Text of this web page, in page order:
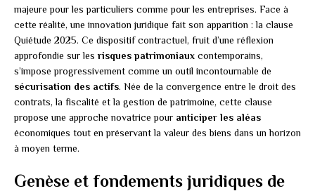
majeure pour les particuliers comme pour les entreprises. Face à
cette réalité, une innovation juridique fait son apparition : la clause
Quiétude 2025. Ce dispositif contractuel, fruit d’une réflexion
approfondie sur les risques patrimoniaux contemporains,
s’impose progressivement comme un outil incontournable de
sécurisation des actifs. Née de la convergence entre le droit des
contrats, la fiscalité et la gestion de patrimoine, cette clause
propose une approche novatrice pour anticiper les aléas
économiques tout en préservant la valeur des biens dans un horizon
à moyen terme.
Genèse et fondements juridiques de